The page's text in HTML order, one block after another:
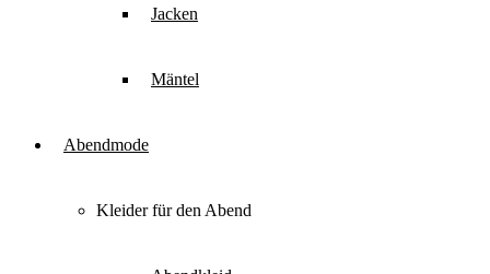
Jacken
Mäntel
Abendmode
Kleider für den Abend